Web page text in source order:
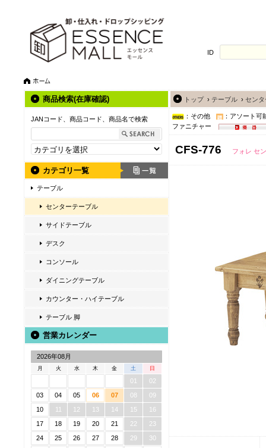
ID
商品検索(在庫確認)
JANコード、商品コード、商品名で検索
カテゴリ一覧
テーブル
センターテーブル
サイドテーブル
デスク
コンソール
ダイニングテーブル
カウンター・ハイテーブル
テーブル 脚
営業カレンダー
2026年08月
月 火 水 木 金 土 日
01
02
03
04 05 06 07 08
09
10
11 12 13 14 15
16
17
18 19 20 21 22
23
24
25 26 27 28 29
30
トップ› テーブル › セン
：その他
：アソート可
ファニチャー
CFS-776 フォレ セ